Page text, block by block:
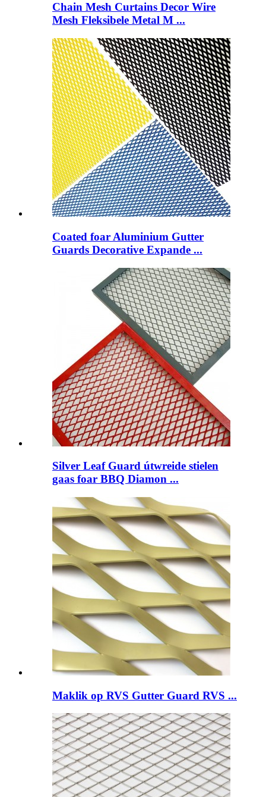
Chain Mesh Curtains Decor Wire
Mesh Fleksibele Metal M ...
Coated foar Aluminium Gutter
Guards Decorative Expande ...
Silver Leaf Guard útwreide stielen
gaas foar BBQ Diamon ...
Maklik op RVS Gutter Guard RVS ...